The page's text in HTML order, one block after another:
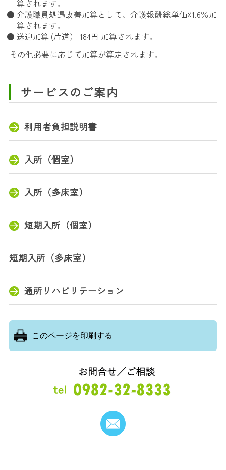
算されます。
介護職員処遇改善加算として、介護報酬総単価☓1.6％加
算されます。
送迎加算 (片道） 184円 加算されます。
その他必要に応じて加算が算定されます。
サービスのご案内
利用者負担説明書
入所（個室）
入所（多床室）
短期入所（個室）
短期入所（多床室）
通所リハビリテーション
このページを印刷する